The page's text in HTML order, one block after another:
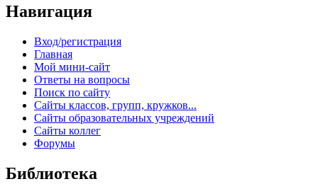
Навигация
Вход/регистрация
Главная
Мой мини-сайт
Ответы на вопросы
Поиск по сайту
Сайты классов, групп, кружков...
Сайты образовательных учреждений
Сайты коллег
Форумы
Библиотека